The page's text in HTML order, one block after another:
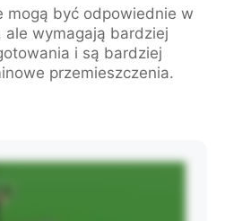
mogą być odpowiednie w
ale wymagają bardziej
i są bardziej
przemieszczenia.